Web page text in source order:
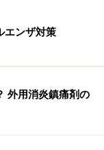
乳期のアド
剤の形状、成分
。
エンザ対策
外用消炎鎮痛剤の